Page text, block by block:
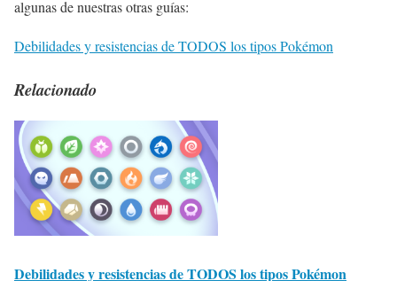
algunas de nuestras otras guías:
Debilidades y resistencias de TODOS los tipos Pokémon
Relacionado
Debilidades y resistencias de TODOS los tipos Pokémon